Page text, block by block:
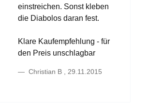
einstreichen. Sonst kleben
die Diabolos daran fest.
Klare Kaufempfehlung - für
den Preis unschlagbar
Christian B , 29.11.2015